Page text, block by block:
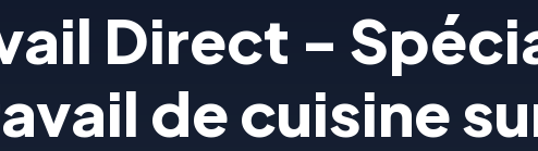
Direct -
de cuisine